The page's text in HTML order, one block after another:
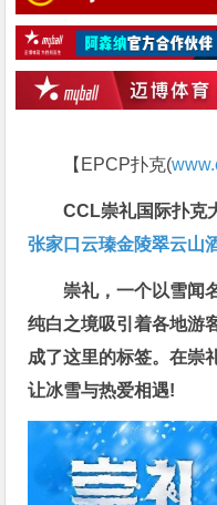
【EPCP扑克(
CCL崇礼国际扑克
张家口云瑧金陵翠云山
崇礼，一个以雪闻
纯白之境吸引着各地游
成了这里的标签。在崇
让冰雪与热爱相遇!